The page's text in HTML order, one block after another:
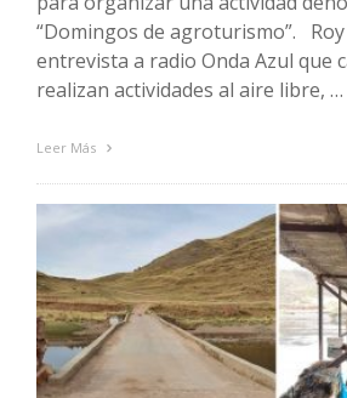
“Domingos de agroturismo”.
entrevista a radio Onda Azul que
realizan actividades al aire libre, …
Leer Más